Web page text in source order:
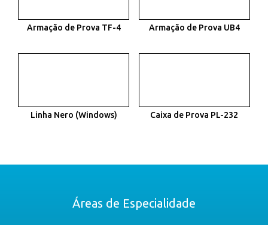
Armação de Prova TF-4 Armação de Prova UB4
Linha Nero (Windows) Caixa de Prova PL-232
Áreas de Especialidade